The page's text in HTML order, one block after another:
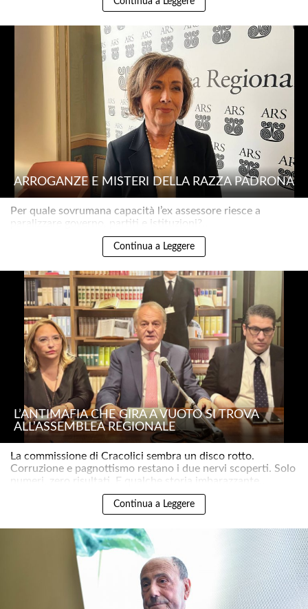
ARROGANZE E MISTERI DELLA RAZZA PADRONA
Per quale sovrumana capacità l’ex assessore riesce a
paralizzare governo, partiti e istituzioni?..
Continua a Leggere
L’ANTIMAFIA CHE GIRA A VUOTO SI TROVA
ALL’ASSEMBLEA REGIONALE
La commissione di Cracolici sembra un disco rotto.
Corruzione e pagnottismo restano i due nervi scoperti. Solo
numeri, zero risultati. E qualche storia imbarazzante..
Continua a Leggere